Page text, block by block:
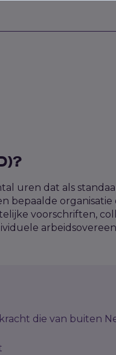
uren dat als
bepaalde organisatie
voorschriften,
die van buiten